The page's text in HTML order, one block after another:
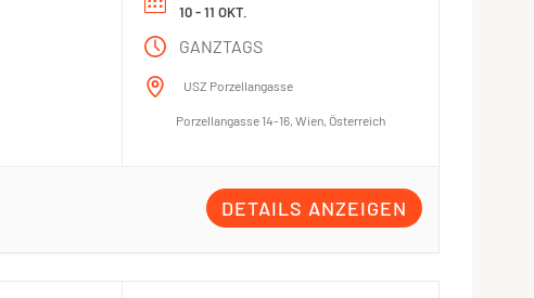
10 - 11 OKT.
GANZTAGS
USZ Porzellangasse
Porzellangasse 14-16, Wien, Österreich
DETAILS ANZEIGEN